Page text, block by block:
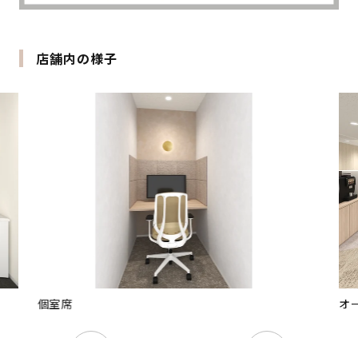
店舗内の様子